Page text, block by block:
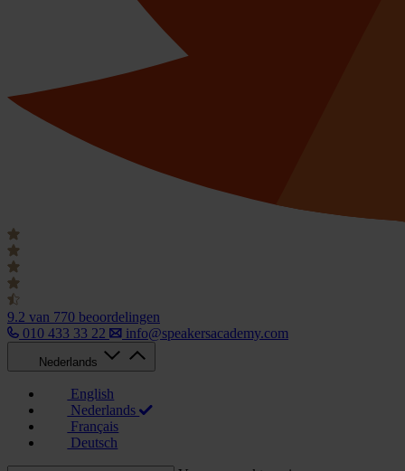
9.2 van 770 beoordelingen
010 433 33 22
info@speakersacademy.com
Nederlands
English
Nederlands
Français
Deutsch